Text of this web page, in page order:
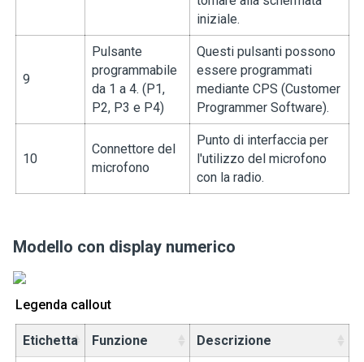
iniziale.
9
Pulsante
programmabile
da 1 a 4. (P1,
P2, P3 e P4)
Questi pulsanti possono
essere programmati
mediante CPS (Customer
Programmer Software).
10
Connettore del
microfono
Punto di interfaccia per
l'utilizzo del microfono
con la radio.
Modello con display numerico
Legenda callout
Etichetta Funzione Descrizione